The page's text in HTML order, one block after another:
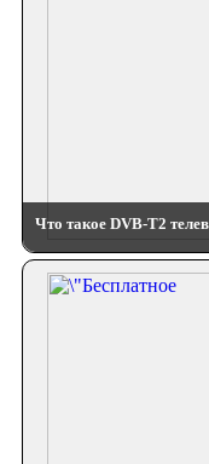
Что такое DVB-T2